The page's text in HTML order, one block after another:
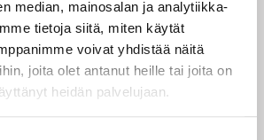
median, mainosalan ja analytiikka-
tietoja siitä, miten käytät
voivat yhdistää näitä
joita olet antanut heille tai joita on
heidän palvelujaan.
ILTA